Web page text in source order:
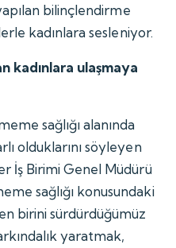
bilinçlendirme
kadınlara sesleniyor.
kadınlara ulaşmaya
sağlığı alanında
olduklarını söyleyen
İş Birimi Genel Müdürü
sağlığı konusundaki
birini sürdürdüğümüz
yaratmak,